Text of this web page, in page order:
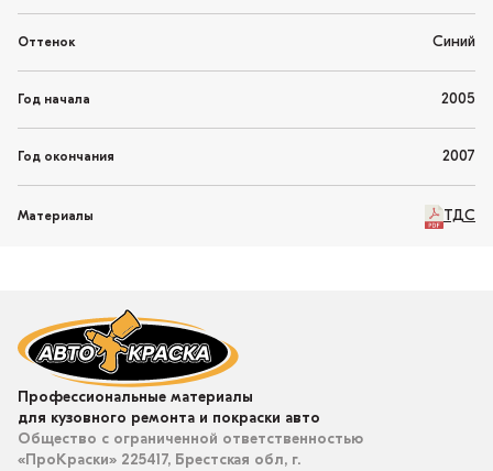
Оттенок Синий
Год начала 2005
Год окончания 2007
Материалы ТДС
Профессиональные материалы
для кузовного ремонта и покраски авто
Общество с ограниченной ответственностью
«ПроКраски» 225417, Брестская обл, г.